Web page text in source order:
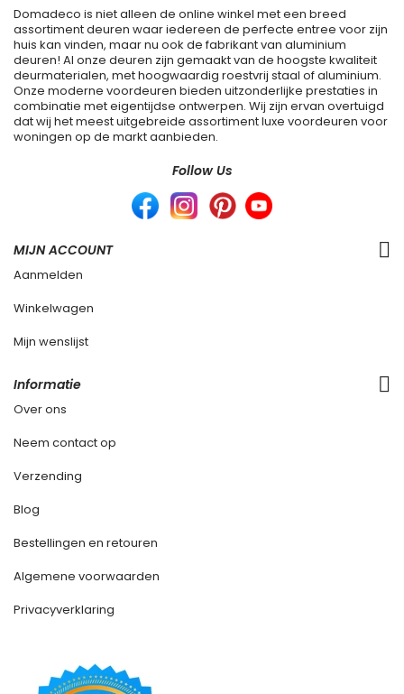
Domadeco is niet alleen de online winkel met een breed
assortiment deuren waar iedereen de perfecte entree voor zijn
huis kan vinden, maar nu ook de fabrikant van aluminium
deuren! Al onze deuren zijn gemaakt van de hoogste kwaliteit
deurmaterialen, met hoogwaardig roestvrij staal of aluminium.
Onze moderne voordeuren bieden uitzonderlijke prestaties in
combinatie met eigentijdse ontwerpen. Wij zijn ervan overtuigd
dat wij het meest uitgebreide assortiment luxe voordeuren voor
woningen op de markt aanbieden.
Follow Us
MIJN ACCOUNT
Aanmelden
Winkelwagen
Mijn wenslijst
Informatie
Over ons
Neem contact op
Verzending
Blog
Bestellingen en retouren
Algemene voorwaarden
Privacyverklaring